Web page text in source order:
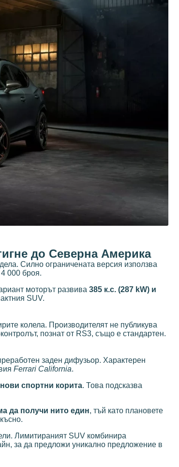
до Северна Америка
Силно ограничената версия използва
000 броя.
моторът развива 385 к.с. (287 kW) и
SUV.
колела. Производителят не публикува
познат от RS3, също е стандартен.
заден дифузьор. Характерен
Ferrari California.
нови спортни корита. Това подсказва
да получи нито един, тъй като плановете
Лимитираният SUV комбинира
за да предложи уникално предложение в